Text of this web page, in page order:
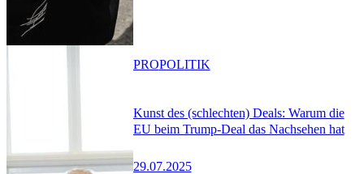
Kunst des (schlechten) Deals: Warum die
EU beim Trump-Deal das Nachsehen hat
29.07.2025
PROPOLITIK